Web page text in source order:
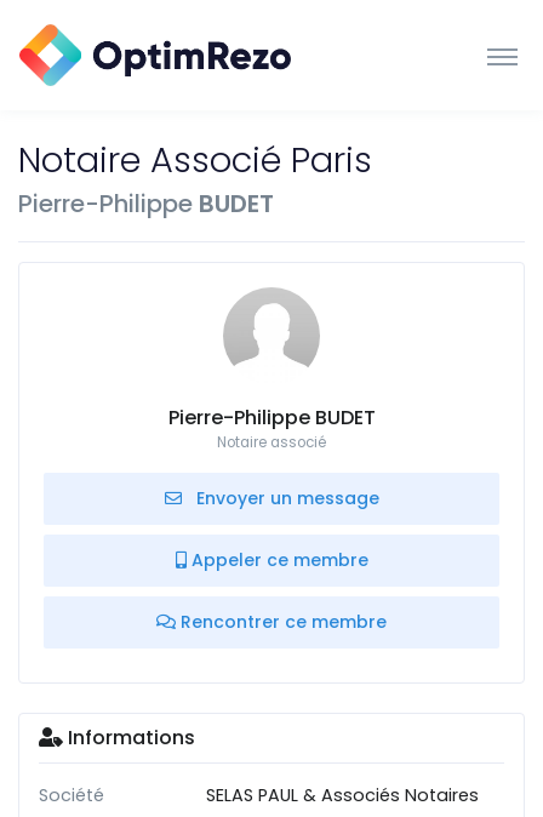
Notaire Associé Paris
Pierre-Philippe BUDET
Pierre-Philippe BUDET
Notaire associé
Envoyer un message
Appeler ce membre
Rencontrer ce membre
Informations
Société
SELAS PAUL & Associés Notaires